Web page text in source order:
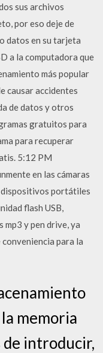
sus archivos
por eso deje de
datos en su tarjeta
a la computadora que
más popular
causar accidentes
de datos y otros
gratuitos para
para recuperar
5:12 PM
en las cámaras
portátiles
flash USB,
mp3 y pen drive, ya
conveniencia para la
memoria
de introducir,